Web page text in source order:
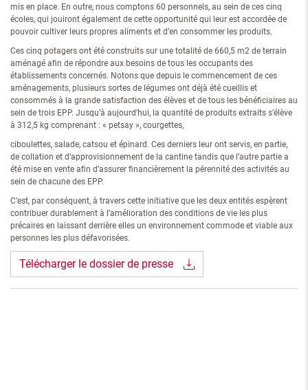
mis en place. En outre, nous comptons 60 personnels, au sein de ces cinq
écoles, qui jouiront également de cette opportunité qui leur est accordée de
pouvoir cultiver leurs propres aliments et d’en consommer les produits.
Ces cinq potagers ont été construits sur une totalité de 660,5 m2 de terrain
aménagé afin de répondre aux besoins de tous les occupants des
établissements concernés. Notons que depuis le commencement de ces
aménagements, plusieurs sortes de légumes ont déjà été cueillis et
consommés à la grande satisfaction des élèves et de tous les bénéficiaires au
sein de trois EPP. Jusqu’à aujourd’hui, la quantité de produits extraits s’élève
à 312,5 kg comprenant : « petsay », courgettes,
ciboulettes, salade, catsou et épinard. Ces derniers leur ont servis, en partie,
de collation et d’approvisionnement de la cantine tandis que l’autre partie a
été mise en vente afin d’assurer financièrement la pérennité des activités au
sein de chacune des EPP.
C’est, par conséquent, à travers cette initiative que les deux entités espèrent
contribuer durablement à l’amélioration des conditions de vie les plus
précaires en laissant derrière elles un environnement commode et viable aux
personnes les plus défavorisées.
Télécharger le dossier de presse